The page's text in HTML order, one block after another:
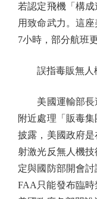
若認定飛機「構
用致命武力。這
7小時，部分航班
誤指毒販無人
美國運輸部長
附近處理「販毒
披露，美國政府
射激光反無人機
定與國防部開會
FAA只能發布臨